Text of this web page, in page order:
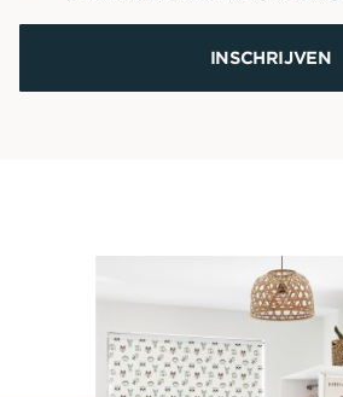
INSCHRIJVEN